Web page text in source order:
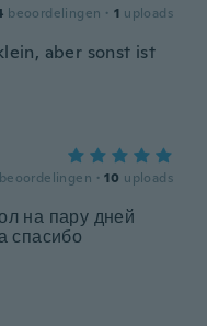
beoordelingen · 1 uploads
aber sonst ist
beoordelingen · 10 uploads
на пару дней
спасибо